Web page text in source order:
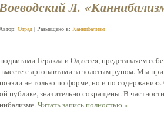
Л.
Отрад | Размещено в: Каннибализм
Геракла и Одиссея, представляем
с аргонавтами за золотым руном. Мы
не только по форме, но и по
публике, значительно сокращены. В
Читать запись полностью »